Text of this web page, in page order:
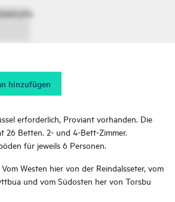
hinzufügen
erforderlich, Proviant vorhanden. Die
26 Betten. 2- und 4-Bett-Zimmer.
für jeweils 6 Personen.
Westen hier von der Reindalsseter, vom
und vom Südosten her von Torsbu